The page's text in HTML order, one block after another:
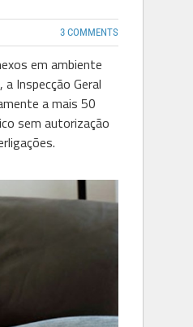
3 COMMENTS
em ambiente
Inspecção Geral
a mais 50
sem autorização